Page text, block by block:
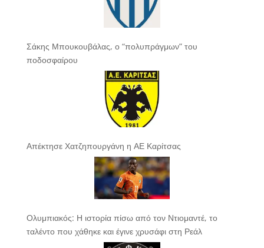
Σάκης Μπουκουβάλας, ο “πολυπράγμων” του
ποδοσφαίρου
Απέκτησε Χατζηπουργάνη η ΑΕ Καρίτσας
Ολυμπιακός: Η ιστορία πίσω από τον Ντιομαντέ, το
ταλέντο που χάθηκε και έγινε χρυσάφι στη Ρεάλ